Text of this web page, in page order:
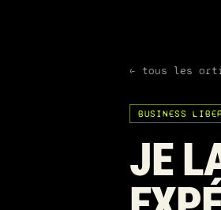
← tous les
BUSINESS
JE